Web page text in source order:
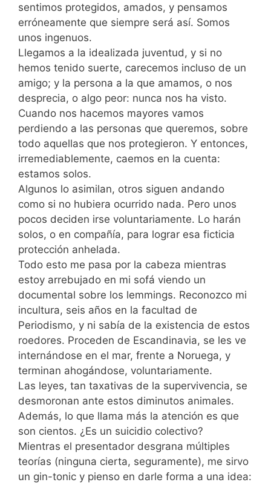
sentimos protegidos, amados, y pensamos
erróneamente que siempre será así. Somos
unos ingenuos.
Llegamos a la idealizada juventud, y si no
hemos tenido suerte, carecemos incluso de un
amigo; y la persona a la que amamos, o nos
desprecia, o algo peor: nunca nos ha visto.
Cuando nos hacemos mayores vamos
perdiendo a las personas que queremos, sobre
todo aquellas que nos protegieron. Y entonces,
irremediablemente, caemos en la cuenta:
estamos solos.
Algunos lo asimilan, otros siguen andando
como si no hubiera ocurrido nada. Pero unos
pocos deciden irse voluntariamente. Lo harán
solos, o en compañía, para lograr esa ficticia
protección anhelada.
Todo esto me pasa por la cabeza mientras
estoy arrebujado en mi sofá viendo un
documental sobre los lemmings. Reconozco mi
incultura, seis años en la facultad de
Periodismo, y ni sabía de la existencia de estos
roedores. Proceden de Escandinavia, se les ve
internándose en el mar, frente a Noruega, y
terminan ahogándose, voluntariamente.
Las leyes, tan taxativas de la supervivencia, se
desmoronan ante estos diminutos animales.
Además, lo que llama más la atención es que
son cientos. ¿Es un suicidio colectivo?
Mientras el presentador desgrana múltiples
teorías (ninguna cierta, seguramente), me sirvo
un gin-tonic y pienso en darle forma a una idea: